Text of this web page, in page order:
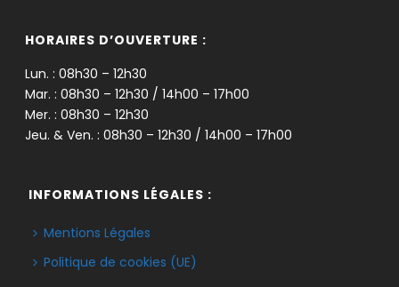
HORAIRES D’OUVERTURE :
Lun. : 08h30 – 12h30
Mar. : 08h30 – 12h30 / 14h00 – 17h00
Mer. : 08h30 – 12h30
Jeu. & Ven. : 08h30 – 12h30 / 14h00 – 17h00
INFORMATIONS LÉGALES :
Mentions Légales
Politique de cookies (UE)